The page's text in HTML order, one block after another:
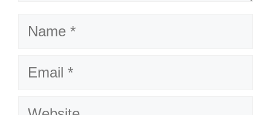
Name
Email
Website